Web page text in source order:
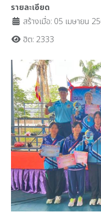
รายละเอียด
สร้างเมื่อ: 05 เมษายน
ฮิต: 2333